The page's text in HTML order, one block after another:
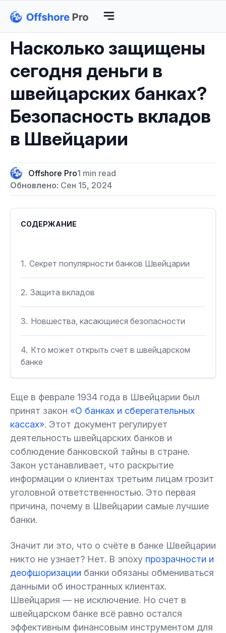
Насколько защищены
сегодня деньги в
швейцарских банках?
Безопасность вкладов
в Швейцарии
Offshore Pro1 min read
Обновлено: Сен 15, 2024
СОДЕРЖАНИЕ
1. Секрет популярности банков Швейцарии
2. Защита вкладов
3. Новшества, касающиеся безопасности
4. Кто может открыть счет в швейцарском
банке
Заключение
Еще в феврале 1934 года в Швейцарии был
принят закон «О банках и сберегательных
кассах». Этот документ регулирует
деятельность швейцарских банков и
соблюдение банковской тайны в стране.
Закон устанавливает, что раскрытие
информации о клиентах третьим лицам грозит
уголовной ответственностью. Это первая
причина, почему в Швейцарии самые лучшие
банки.
Значит ли это, что о счёте в банке Швейцарии
никто не узнает? Нет. В эпоху прозрачности и
деофшоризации банки обязаны обмениваться
данными об иностранных клиентах.
Швейцария — не исключение. Но счет в
швейцарском банке всё равно остался
эффективным финансовым инструментом для